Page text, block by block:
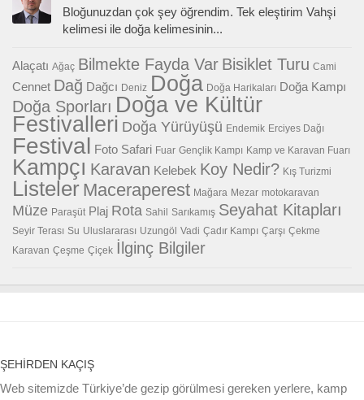
Bloğunuzdan çok şey öğrendim. Tek eleştirim Vahşi
kelimesi ile doğa kelimesinin...
Alaçatı Ağaç Bilmekte Fayda Var Bisiklet Turu Cami
Cennet Dağ Dağcı Deniz Doğa Doğa Harikaları Doğa Kampı
Doğa Sporları Doğa ve Kültür
Festivalleri Doğa Yürüyüşü Endemik Erciyes Dağı
Festival Foto Safari Fuar Gençlik Kampı Kamp ve Karavan Fuarı
Kampçı Karavan Kelebek Koy Nedir? Kış Turizmi
Listeler Maceraperest Mağara Mezar motokaravan
Müze Paraşüt Plaj Rota Sahil Sarıkamış Seyahat Kitapları
Seyir Terası Su Uluslararası Uzungöl Vadi Çadır Kampı Çarşı Çekme
Karavan Çeşme Çiçek İlginç Bilgiler
ŞEHIRDEN KAÇIŞ
Web sitemizde Türkiye’de gezip görülmesi gereken yerlere, kamp